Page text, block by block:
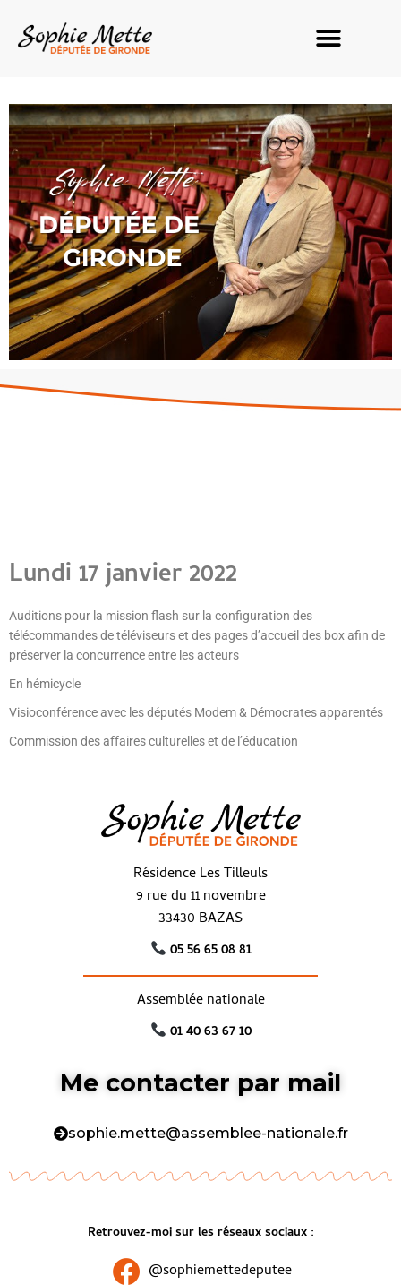
Lundi 17 janvier 2022
Auditions pour la mission flash sur la configuration des
télécommandes de téléviseurs et des pages d’accueil des box afin de
préserver la concurrence entre les acteurs
En hémicycle
Visioconférence avec les députés Modem & Démocrates apparentés
Commission des affaires culturelles et de l’éducation
Résidence Les Tilleuls
9 rue du 11 novembre
33430 BAZAS
05 56 65 08 81
Assemblée nationale
01 40 63 67 10
Me contacter par mail
sophie.mette@assemblee-nationale.fr
Retrouvez-moi sur les réseaux sociaux :
@sophiemettedeputee